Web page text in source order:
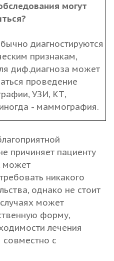
могут
диагностируются
признакам,
диф.диагноза может
проведение
УЗИ, КТ,
- маммография.
причиняет пациенту
может
никакого
однако не стоит
может
форму,
лечения
с